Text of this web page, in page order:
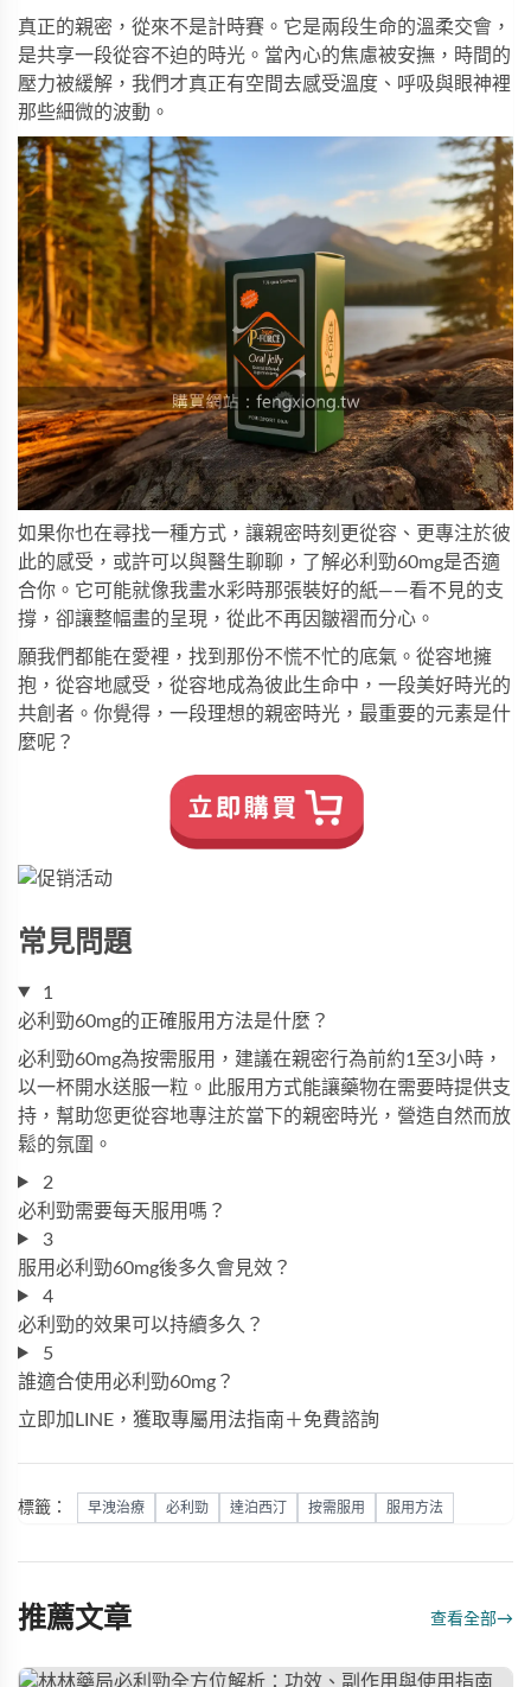
真正的親密，從來不是計時賽。它是兩段生命的溫柔交會，
是共享一段從容不迫的時光。當內心的焦慮被安撫，時間的
壓力被緩解，我們才真正有空間去感受溫度、呼吸與眼神裡
那些細微的波動。
如果你也在尋找一種方式，讓親密時刻更從容、更專注於彼
此的感受，或許可以與醫生聊聊，了解必利勁60mg是否適
合你。它可能就像我畫水彩時那張裝好的紙——看不見的支
撐，卻讓整幅畫的呈現，從此不再因皺褶而分心。
願我們都能在愛裡，找到那份不慌不忙的底氣。從容地擁
抱，從容地感受，從容地成為彼此生命中，一段美好時光的
共創者。你覺得，一段理想的親密時光，最重要的元素是什
麼呢？
常見問題
1
必利勁60mg的正確服用方法是什麼？
必利勁60mg為按需服用，建議在親密行為前約1至3小時，
以一杯開水送服一粒。此服用方式能讓藥物在需要時提供支
持，幫助您更從容地專注於當下的親密時光，營造自然而放
鬆的氛圍。
2
必利勁需要每天服用嗎？
3
服用必利勁60mg後多久會見效？
4
必利勁的效果可以持續多久？
5
誰適合使用必利勁60mg？
立即加LINE，獲取專屬用法指南＋免費諮詢
標籤： 早洩治療 必利勁 達泊西汀 按需服用 服用方法
推薦文章 查看全部→